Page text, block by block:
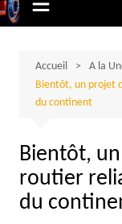
Accueil
A la
Bientôt, un projet
du continent
Bientôt,
routier
du